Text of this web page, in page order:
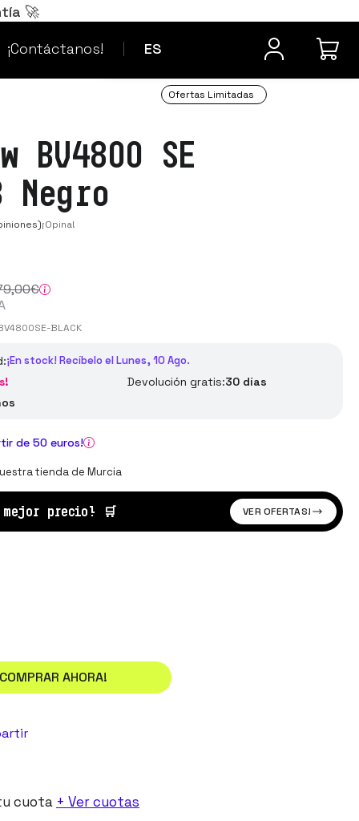
🚀
ES
¡Contáctanos!
¿Dudas? Contacta
Ofertas Limitadas
BV4800 SE
Negro
¡Opina!
,00€
BLACK
¡En stock! Recíbelo el Lunes, 10 Ago.
Devolución gratis:30 días
de 50 euros!
tienda de Murcia
precio! 🛒 VER OFERTAS!
AHORA!
cuota + Ver cuotas